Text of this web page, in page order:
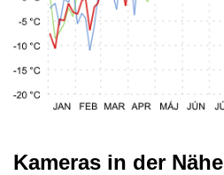
Kameras in der Nähe